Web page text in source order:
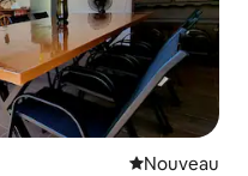
Nouvel
Nouveau